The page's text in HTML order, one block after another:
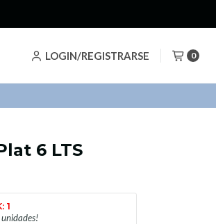
LOGIN/REGISTRARSE 0
6 LTS
1
unidades!